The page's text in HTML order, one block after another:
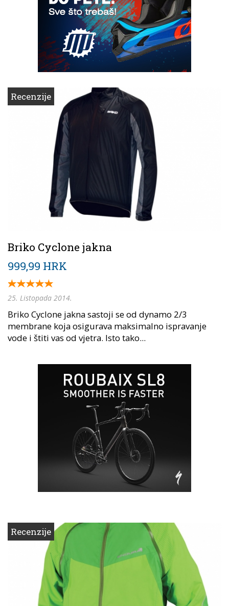
Recenzije
Briko Cyclone jakna
999,99 HRK
25. Listopada 2014.
Briko Cyclone jakna sastoji se od dynamo 2/3
membrane koja osigurava maksimalno ispravanje
vode i štiti vas od vjetra. Isto tako...
Recenzije